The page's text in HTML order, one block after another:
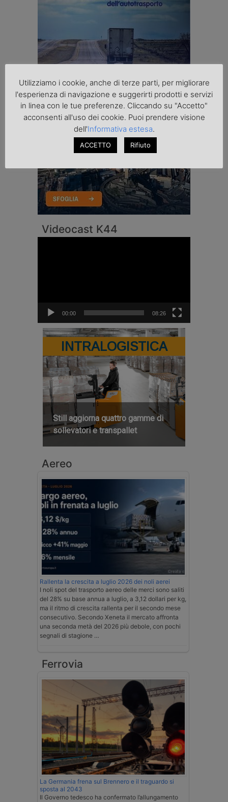
Videocast K44
00:00 08:26
INTRALOGISTICA
Still aggiorna quattro gamme di
sollevatori e transpallet
Aereo
Rallenta la crescita a luglio 2026 dei noli aerei
I noli spot del trasporto aereo delle merci sono saliti
del 28% su base annua a luglio, a 3,12 dollari per kg,
ma il ritmo di crescita rallenta per il secondo mese
consecutivo. Secondo Xeneta il mercato affronta
una seconda metà del 2026 più debole, con pochi
segnali di stagione …
Ferrovia
La Germania frena sul Brennero e il traguardo si
sposta al 2043
Il Governo tedesco ha confermato l’allungamento
Utilizziamo i cookie, anche di terze parti, per migliorare
l'esperienza di navigazione e suggerirti prodotti e servizi
in linea con le tue preferenze. Cliccando su "Accetto"
acconsenti all'uso dei cookie. Puoi prendere visione
dell'Informativa estesa.
ACCETTO Rifiuto